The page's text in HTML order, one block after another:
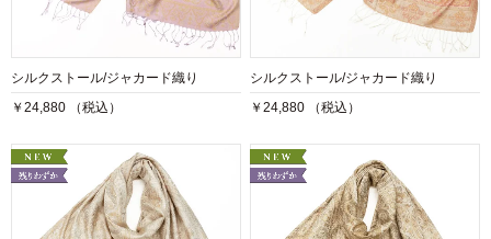
シルクストール/ジャカード織り
￥24,880 （税込）
シルクストール/ジャカード織り
￥24,880 （税込）